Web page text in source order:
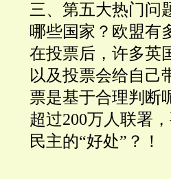
三、第五大热门问
哪些国家？欧盟有
在投票后，许多英
以及投票会给自己
票是基于合理判断
超过200万人联署
民主的“好处”？！